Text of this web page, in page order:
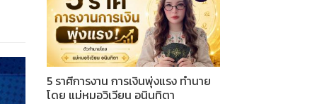
5 ราศีการงาน การเงินพุ่งแรง ทำนาย
โดย แม่หมอวิเวียน อนินทิตา